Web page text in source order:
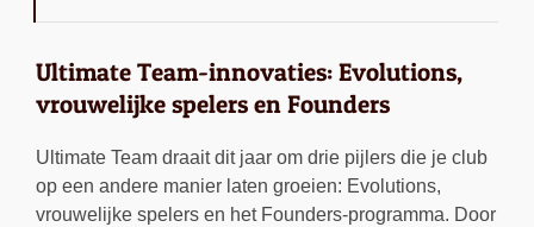
Ultimate Team-innovaties: Evolutions,
vrouwelijke spelers en Founders
Ultimate Team draait dit jaar om drie pijlers die je club
op een andere manier laten groeien: Evolutions,
vrouwelijke spelers en het Founders-programma. Door